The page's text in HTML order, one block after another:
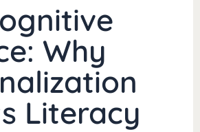
Why
Literacy